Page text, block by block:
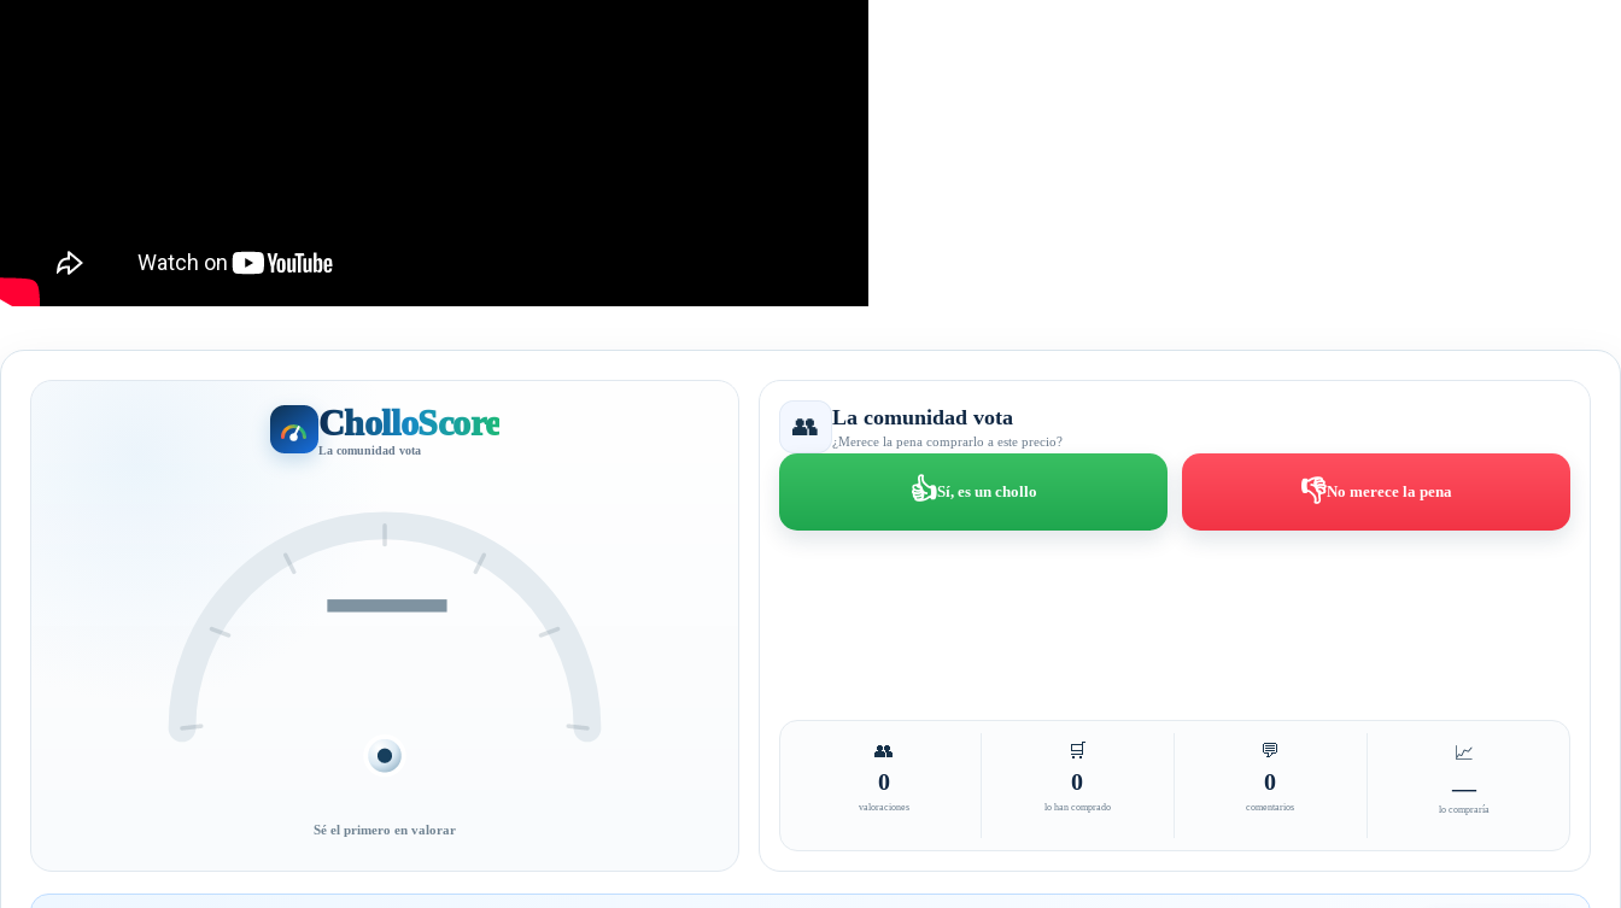
CholloScore
La comunidad vota
—
Sé el primero en valorar
👥 La comunidad vota
¿Merece la pena comprarlo a este precio?
👍Sí, es un chollo 👎No merece la pena
👥
0
valoraciones
🛒
0
lo han comprado
💬
0
comentarios
📈
—
lo compraría